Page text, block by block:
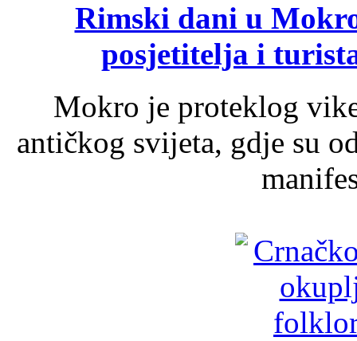
Rimski dani u
posjetitelja i
Mokro je proteklog
antičkog svijeta, gdje su